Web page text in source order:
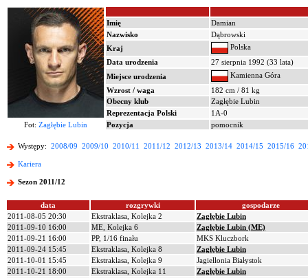
Imię
Damian
Nazwisko
Dąbrowski
Kraj
Polska
Data urodzenia
27 sierpnia 1992 (33 lata)
Miejsce urodzenia
Kamienna Góra
Wzrost / waga
182 cm / 81 kg
Obecny klub
Zagłębie Lubin
Reprezentacja Polski
1A-0
Fot: Zagłębie Lubin Pozycja pomocnik
Występy: 2008/09 2009/10 2010/11 2011/12 2012/13 2013/14 2014/15 2015/16
Kariera
Sezon 2011/12
data rozgrywki
gospodarze
2011-08-05 20:30
Ekstraklasa, Kolejka 2
Zagłębie Lubin
2011-09-10 16:00
ME, Kolejka 6
Zagłębie Lubin (ME)
2011-09-21 16:00
PP, 1/16 finału
MKS Kluczbork
2011-09-24 15:45
Ekstraklasa, Kolejka 8
Zagłębie Lubin
2011-10-01 15:45
Ekstraklasa, Kolejka 9
Jagiellonia Białystok
2011-10-21 18:00
Ekstraklasa, Kolejka 11
Zagłębie Lubin